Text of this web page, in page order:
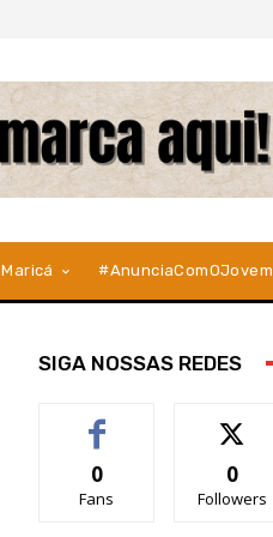
Maricá #AnunciaComOJovem
SIGA NOSSAS REDES
0
Fans
0
Followers